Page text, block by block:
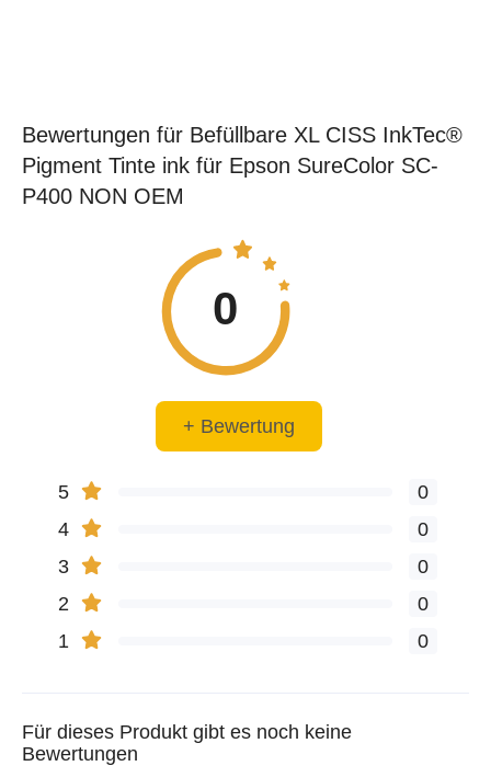
Bewertungen für Befüllbare XL CISS InkTec®
Pigment Tinte ink für Epson SureColor SC-
P400 NON OEM
0
+ Bewertung
5
0
4
0
3
0
2
0
1
0
Für dieses Produkt gibt es noch keine
Bewertungen